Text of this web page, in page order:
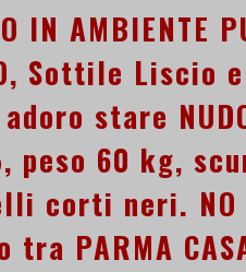
IN
Sottile
stare
peso 60 kg,
corti neri.
PARMA